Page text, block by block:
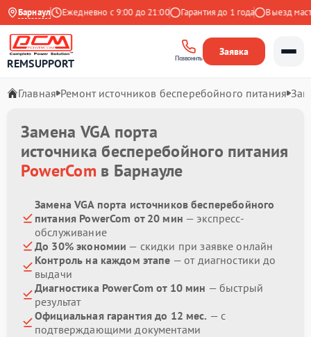
Барнаул
Яндекс Ежедневно с 9:00 до 21:00 Гарантия до 1 года Выезд
REMSUPPORT Позвонить
Заявка
Главная Ремонт источников бесперебойного питания
Замена VGA порта
источника бесперебойного питания
PowerComв Барнауле
Замена VGA порта источников бесперебойного
питания PowerCom от 20 мин — экспресс-
обслуживание
До 30% экономии — скидки при заявке онлайн
Контроль на каждом этапе — от диагностики до
выдачи
Диагностика PowerCom от 10 мин — быстрый
результат
Официальная гарантия до 12 мес. — с
подтверждающими документами